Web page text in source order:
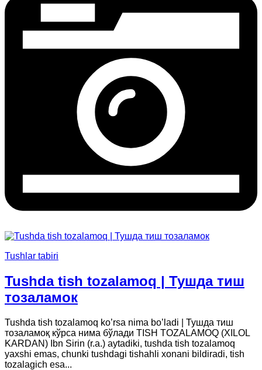
Tushlar tabiri
Tushda tish tozalamoq | Тушда тиш
тозаламок
Tushda tish tozalamoq ko’rsa nima bo’ladi | Тушда тиш
тозаламоқ кўрса нима бўлади TISH TOZALAMOQ (XILOL
KARDAN) Ibn Sirin (r.a.) aytadiki, tushda tish tozalamoq
yaxshi emas, chunki tushdagi tishahli xonani bildiradi, tish
tozalagich esa...